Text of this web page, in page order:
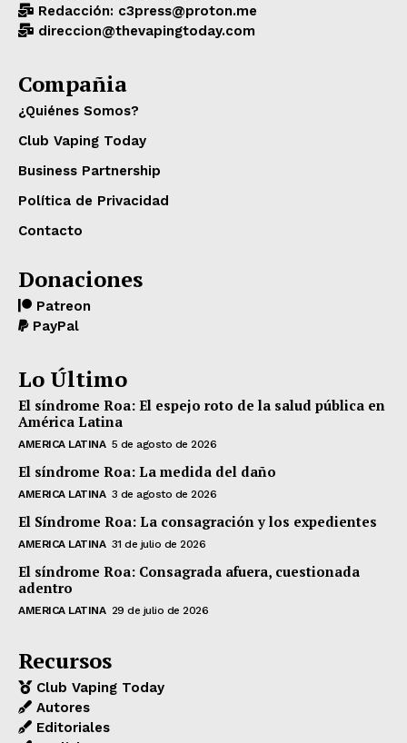
Redacción: c3press@proton.me
direccion@thevapingtoday.com
Compañia
¿Quiénes Somos?
Club Vaping Today
Business Partnership
Política de Privacidad
Contacto
Donaciones
Patreon
PayPal
Lo Último
El síndrome Roa: El espejo roto de la salud pública en
América Latina
AMERICA LATINA 5 de agosto de 2026
El síndrome Roa: La medida del daño
AMERICA LATINA 3 de agosto de 2026
El Síndrome Roa: La consagración y los expedientes
AMERICA LATINA 31 de julio de 2026
El síndrome Roa: Consagrada afuera, cuestionada
adentro
AMERICA LATINA 29 de julio de 2026
Recursos
Club Vaping Today
Autores
Editoriales